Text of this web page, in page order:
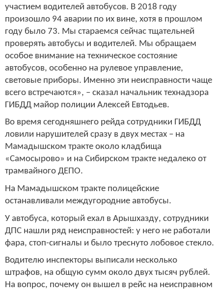
участием водителей автобусов. В 2018 году
произошло 94 аварии по их вине, хотя в прошлом
году было 73. Мы стараемся сейчас тщательней
проверять автобусы и водителей. Мы обращаем
особое внимание на техническое состояние
автобусов, особенно на рулевое управление,
световые приборы. Именно эти неисправности чаще
всего встречаются», – сказал начальник технадзора
ГИБДД майор полиции Алексей Евтодьев.
Во время сегодняшнего рейда сотрудники ГИБДД
ловили нарушителей сразу в двух местах – на
Мамадышском тракте около кладбища
«Самосырово» и на Сибирском тракте недалеко от
трамвайного ДЕПО.
На Мамадышском тракте полицейские
останавливали междугородние автобусы.
У автобуса, который ехал в Арышхазду, сотрудники
ДПС нашли ряд неисправностей: у него не работали
фара, стоп-сигналы и было треснуто лобовое стекло.
Водителю инспекторы выписали несколько
штрафов, на общую сумм около двух тысяч рублей.
На вопрос, почему он вышел в рейс на неисправном